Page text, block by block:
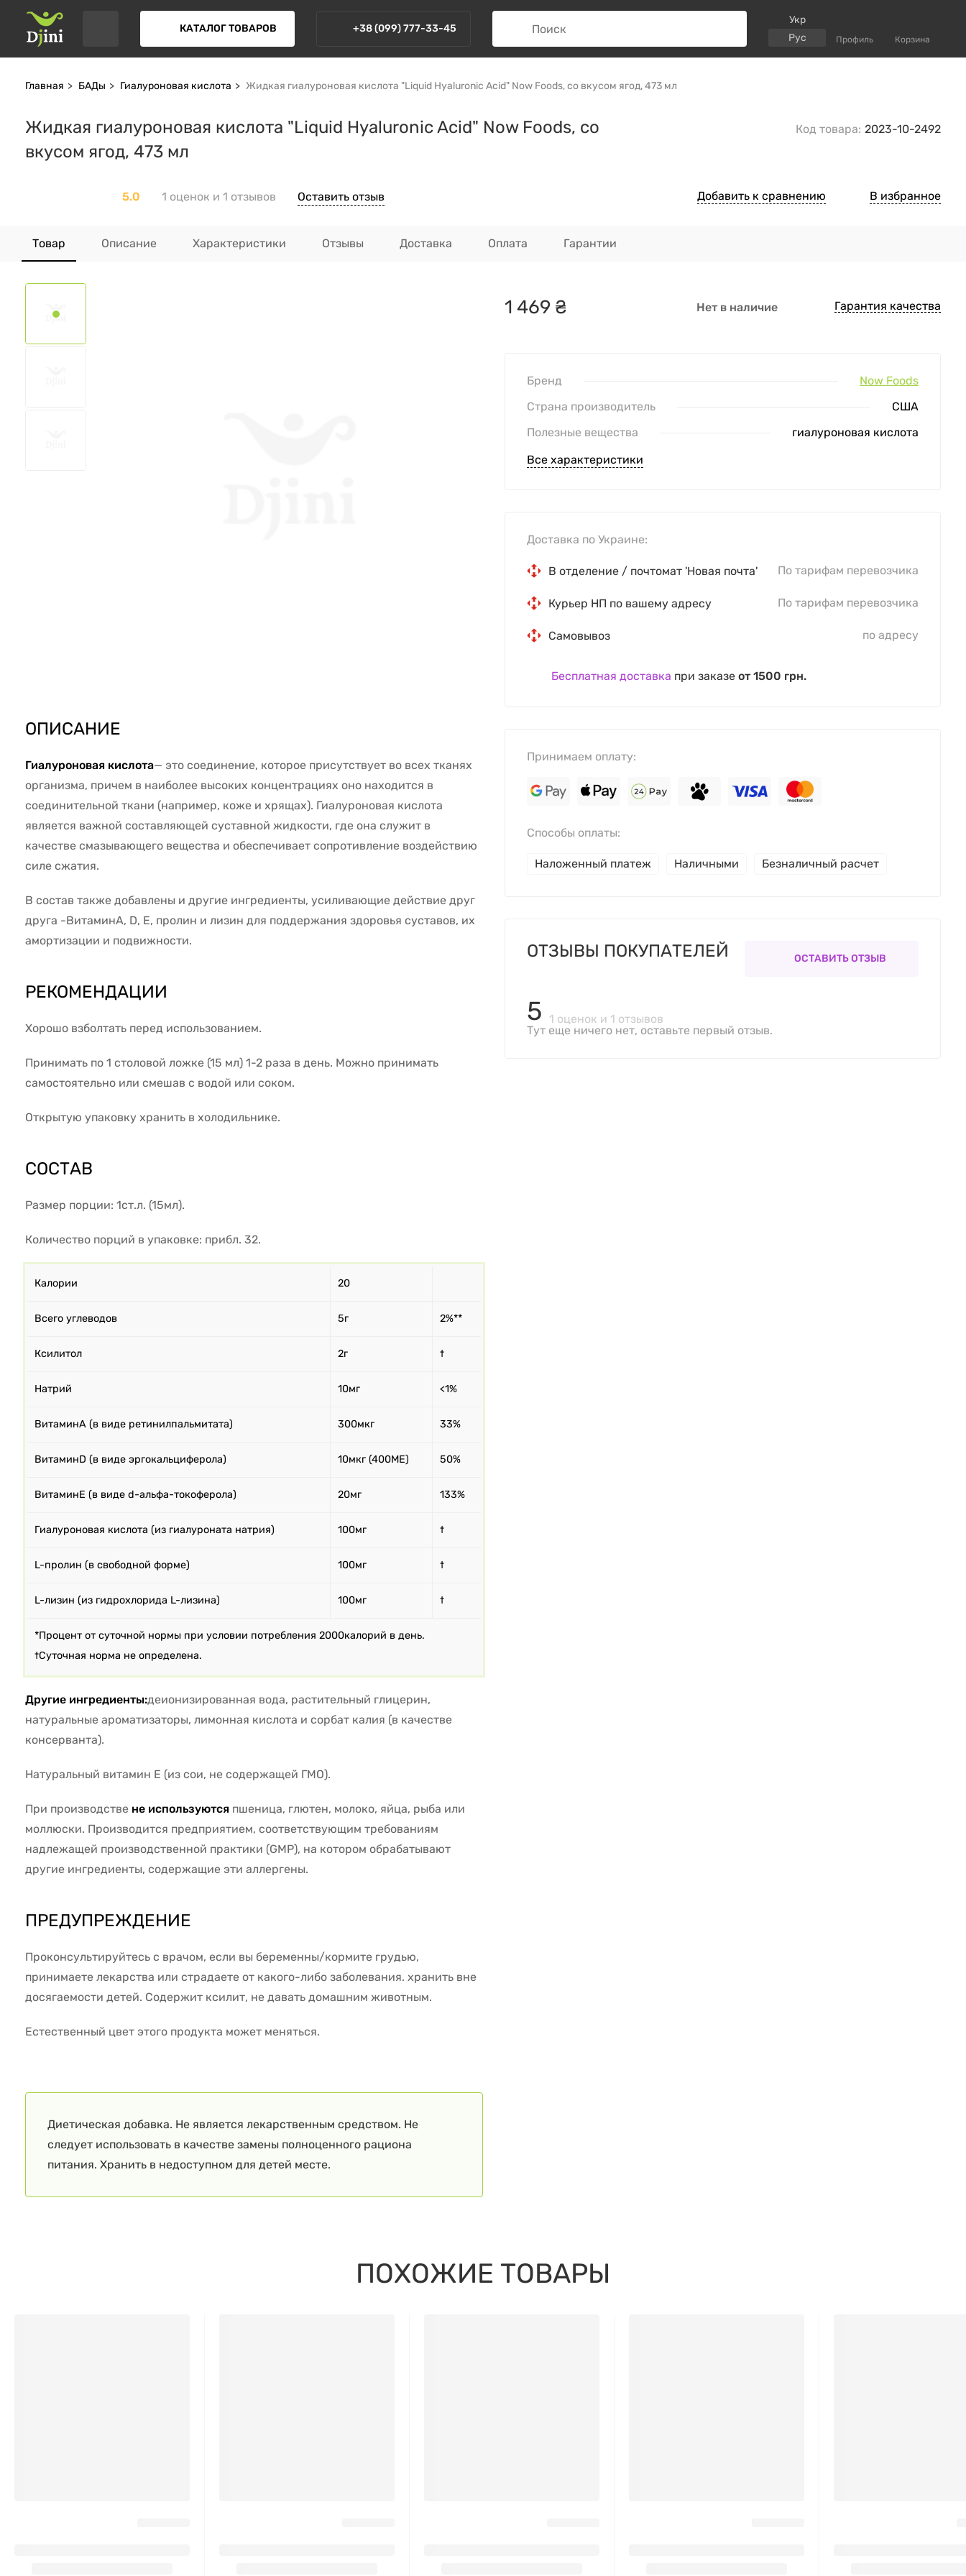
КАТАЛОГ ТОВАРОВ +38 (099) 777-33-45
Укр
Рус
Профиль Корзина
Главная БАДы Гиалуроновая кислота Жидкая гиалуроновая кислота "Liquid Hyaluronic Acid" Now Foods, со вкусом ягод, 473 мл
Жидкая гиалуроновая кислота "Liquid Hyaluronic Acid" Now Foods, со
вкусом ягод, 473 мл
Код товара: 2023-10-2492
5.0 1 оценок и 1 отзывов Оставить отзыв Добавить к сравнению В избранное
Товар Описание Характеристики Отзывы Доставка Оплата Гарантии
Диетическая добавка. Не является лекарственным средством. Не
следует использовать в качестве замены полноценного рациона
питания. Хранить в недоступном для детей месте.
ОПИСАНИЕ
Гиалуроновая кислота— это соединение, которое присутствует во всех тканях
организма, причем в наиболее высоких концентрациях оно находится в
соединительной ткани (например, коже и хрящах). Гиалуроновая кислота
является важной составляющей суставной жидкости, где она служит в
качестве смазывающего вещества и обеспечивает сопротивление воздействию
силе сжатия.
В состав также добавлены и другие ингредиенты, усиливающие действие друг
друга -ВитаминA, D, Е, пролин и лизин для поддержания здоровья суставов, их
амортизации и подвижности.
РЕКОМЕНДАЦИИ
Хорошо взболтать перед использованием.
Принимать по 1 столовой ложке (15 мл) 1-2 раза в день. Можно принимать
самостоятельно или смешав с водой или соком.
Открытую упаковку хранить в холодильнике.
СОСТАВ
Размер порции: 1ст.л. (15мл).
Количество порций в упаковке: прибл. 32.
Калории 20
Всего углеводов 5г 2%**
Ксилитол 2г †
Натрий 10мг <1%
ВитаминA (в виде ретинилпальмитата) 300мкг 33%
ВитаминD (в виде эргокальциферола) 10мкг (400МЕ) 50%
ВитаминE (в виде d-альфа-токоферола) 20мг 133%
Гиалуроновая кислота (из гиалуроната натрия) 100мг †
L-пролин (в свободной форме) 100мг †
L-лизин (из гидрохлорида L-лизина) 100мг †
*Процент от суточной нормы при условии потребления 2000калорий в день.
†Суточная норма не определена.
Другие ингредиенты:деионизированная вода, растительный глицерин,
натуральные ароматизаторы, лимонная кислота и сорбат калия (в качестве
консерванта).
Натуральный витамин E (из сои, не содержащей ГМО).
При производстве не используются пшеница, глютен, молоко, яйца, рыба или
моллюски. Производится предприятием, соответствующим требованиям
надлежащей производственной практики (GMP), на котором обрабатывают
другие ингредиенты, содержащие эти аллергены.
ПРЕДУПРЕЖДЕНИЕ
Проконсультируйтесь с врачом, если вы беременны/кормите грудью,
принимаете лекарства или страдаете от какого-либо заболевания. хранить вне
досягаемости детей. Содержит ксилит, не давать домашним животным.
Естественный цвет этого продукта может меняться.
1 469 ₴ Нет в наличие Гарантия качества
Доставка по Украине:
В отделение / почтомат 'Новая почта' По тарифам перевозчика
Курьер НП по вашему адресу По тарифам перевозчика
Самовывоз по адресу
Бесплатная доставка при заказе от 1500 грн.
Принимаем оплату:
Способы оплаты:
Наложенный платеж Наличными Безналичный расчет
Бренд
Now Foods
Страна производитель
США
Полезные вещества
гиалуроновая кислота
Все характеристики
ОТЗЫВЫ ПОКУПАТЕЛЕЙ ОСТАВИТЬ ОТЗЫВ
5
1 оценок и 1 отзывов
Тут еще ничего нет, оставьте первый отзыв.
ПОХОЖИЕ ТОВАРЫ